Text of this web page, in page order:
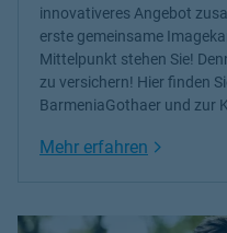
innovativeres Angebot
erste gemeinsame
Mittelpunkt stehen Sie!
zu versichern! Hier finden
BarmeniaGothaer und zur
Mehr erfahren Link